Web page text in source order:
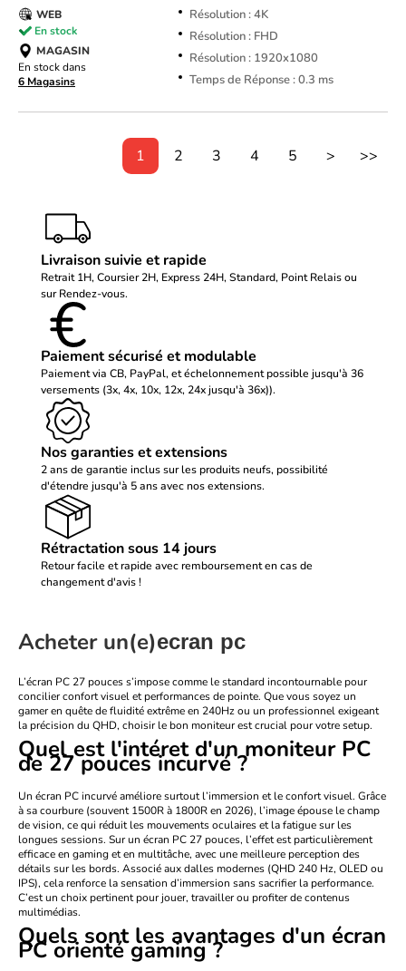
Résolution : 4K
Résolution : FHD
Résolution : 1920x1080
Temps de Réponse : 0.3 ms
WEB
En stock
MAGASIN
En stock dans
6 Magasins
1 2 3 4 5 > >>
Livraison suivie et rapide
Retrait 1H, Coursier 2H, Express 24H, Standard, Point Relais ou
sur Rendez-vous.
Paiement sécurisé et modulable
Paiement via CB, PayPal, et échelonnement possible jusqu'à 36
versements (3x, 4x, 10x, 12x, 24x jusqu'à 36x)).
Nos garanties et extensions
2 ans de garantie inclus sur les produits neufs, possibilité
d'étendre jusqu'à 5 ans avec nos extensions.
Rétractation sous 14 jours
Retour facile et rapide avec remboursement en cas de
changement d'avis !
Acheter un(e)ecran pc
L’écran PC 27 pouces s’impose comme le standard incontournable pour
concilier confort visuel et performances de pointe. Que vous soyez un
gamer en quête de fluidité extrême en 240Hz ou un professionnel exigeant
la précision du QHD, choisir le bon moniteur est crucial pour votre setup.
Quel est l'intéret d'un moniteur PC
de 27 pouces incurvé ?
Un écran PC incurvéaméliore surtout l’immersion et le confort visuel. Grâce
à sa courbure (souvent 1500R à 1800R en 2026), l’image épouse le champ
de vision, ce qui réduit les mouvements oculaires et la fatigue sur les
longues sessions. Sur un écran PC 27 pouces, l’effet est particulièrement
efficace en gaming et en multitâche, avec une meilleure perception des
détails sur les bords. Associé aux dalles modernes (QHD 240 Hz, OLED ou
IPS), cela renforce la sensation d’immersion sans sacrifier la performance.
C’est un choix pertinent pour jouer, travailler ou profiter de contenus
multimédias.
Quels sont les avantages d'un écran
PC orienté gaming ?